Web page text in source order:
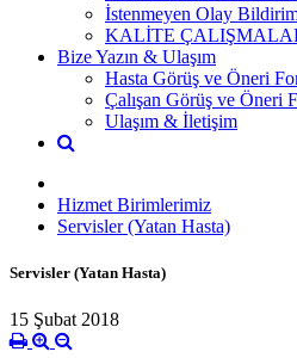
İstenmeyen Olay
KALİTE
Bize Yazın & Ulaşım
Hasta Görüş ve Öneri
Çalışan Görüş ve Öneri
Ulaşım & İletişim
Hizmet Birimlerimiz
Servisler (Yatan Hasta)
Servisler (Yatan Hasta)
15 Şubat 2018